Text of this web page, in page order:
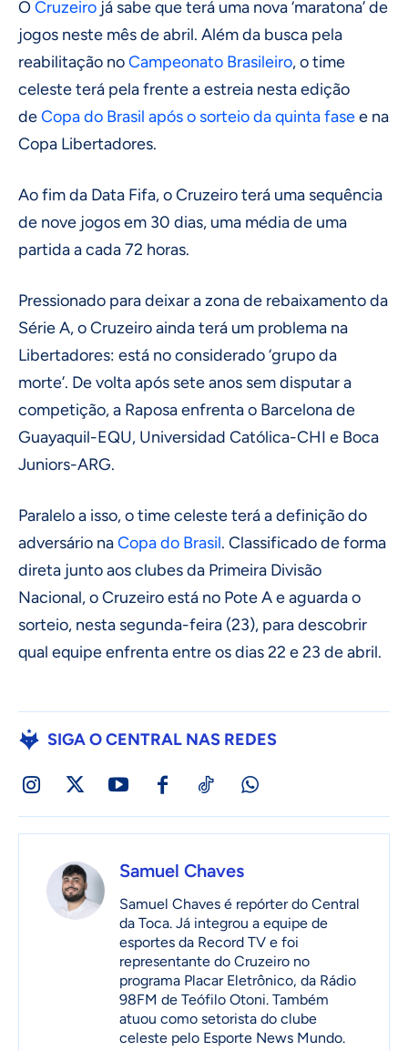
OCruzeiro já sabe que terá uma nova ‘maratona’ de
jogos neste mês de abril. Além da busca pela
reabilitação noCampeonato Brasileiro, o time
celeste terá pela frente a estreia nesta edição
deCopa do Brasil após o sorteio da quinta fasee na
Copa Libertadores.
Ao fim da Data Fifa, o Cruzeiro terá uma sequência
de nove jogos em 30 dias, uma média de uma
partida a cada 72 horas.
Pressionado para deixar a zona de rebaixamento da
Série A, o Cruzeiro ainda terá um problema na
Libertadores: está no considerado ‘grupo da
morte’. De volta após sete anos sem disputar a
competição, a Raposa enfrenta o Barcelona de
Guayaquil-EQU, Universidad Católica-CHI e Boca
Juniors-ARG.
Paralelo a isso, o time celeste terá a definição do
adversário naCopa do Brasil. Classificado de forma
direta junto aos clubes da Primeira Divisão
Nacional, o Cruzeiro está no Pote A e aguarda o
sorteio, nesta segunda-feira (23), para descobrir
qual equipe enfrenta entre os dias 22 e 23 de abril.
SIGA O CENTRAL NAS REDES
Samuel Chaves
Samuel Chaves é repórter do Central
da Toca. Já integrou a equipe de
esportes da Record TV e foi
representante do Cruzeiro no
programa Placar Eletrônico, da Rádio
98FM de Teófilo Otoni. Também
atuou como setorista do clube
celeste pelo Esporte News Mundo.